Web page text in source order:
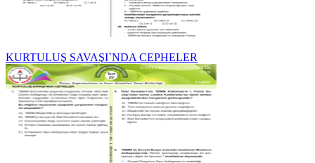
KURTULUŞ SAVAŞI`NDA CEPHELER